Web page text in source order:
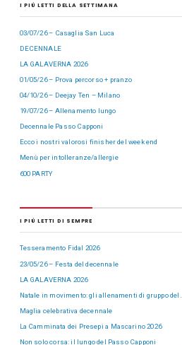
I PIÙ LETTI DELLA SETTIMANA
03/07/26 – Casaglia San Luca
DECENNALE
LA GALAVERNA 2026
01/05/26 – Prova percorso + pranzo
04/10/26 – Deejay Ten – Milano
19/07/26 – Allenamento lungo
Decennale Passo Capponi
Ecco i nostri valorosi finisher del week end
Menù per intolleranze/allergie
600 PARTY
I PIÙ LETTI DI SEMPRE
Tesseramento Fidal 2026
23/05/26 – Festa del decennale
LA GALAVERNA 2026
Natale in movimento: gli allenamenti di gruppo del…
Maglia celebrativa decennale
La Camminata dei Presepi a Mascarino 2026
Non solo corsa: il lungo del Passo Capponi